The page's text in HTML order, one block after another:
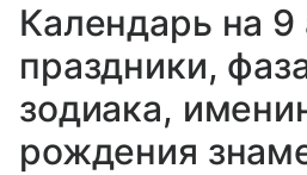
Календарь на 9
праздники,
зодиака,
рождения